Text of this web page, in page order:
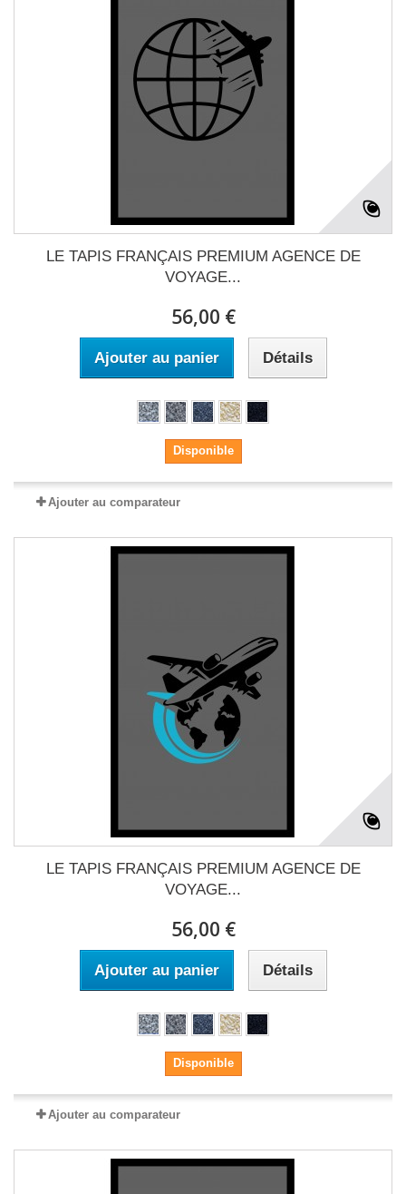
LE TAPIS FRANÇAIS PREMIUM AGENCE DE
VOYAGE...
56,00 €
Ajouter au panier Détails
Disponible
Ajouter au comparateur
LE TAPIS FRANÇAIS PREMIUM AGENCE DE
VOYAGE...
56,00 €
Ajouter au panier Détails
Disponible
Ajouter au comparateur